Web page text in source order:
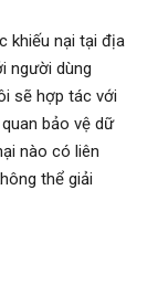
khiếu nại tại địa
người dùng
sẽ hợp tác với
bảo vệ dữ
nào có liên
thể giải